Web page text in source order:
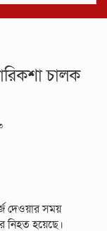
চালক
দেওয়ার সময়
নিহত হয়েছে।